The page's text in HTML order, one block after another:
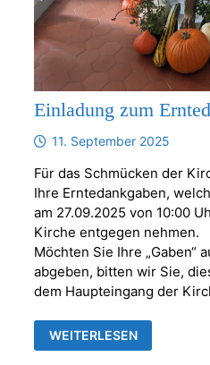
Einladung zum
11. September 2025
Für das Schmücken der
Ihre Erntedankgaben,
am 27.09.2025 von 10:00
Kirche entgegen nehmen.
Möchten Sie Ihre „Gaben“
abgeben, bitten wir Sie,
dem Haupteingang der
EINLADUNG
ZUM
ERNTEDANKFEST
WEITERLESEN